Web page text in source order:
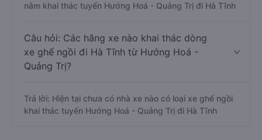
nằm khai thác tuyến Hướng Hoá - Quảng Trị đi Hà Tĩnh
Câu hỏi: Các hãng xe nào khai thác dòng
xe ghế ngồi đi Hà Tĩnh từ Hướng Hoá -
Quảng Trị?
Trả lời: Hiện tại chưa có nhà xe nào có loại xe ghế ngồi
khai thác tuyến Hướng Hoá - Quảng Trị đi Hà Tĩnh